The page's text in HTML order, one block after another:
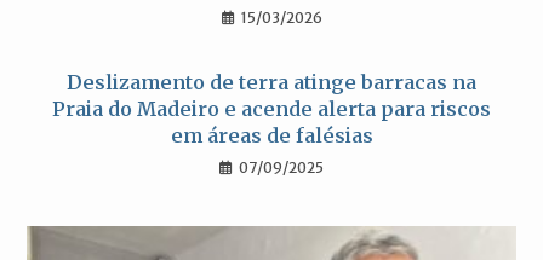
15/03/2026
Deslizamento de terra atinge barracas na
Praia do Madeiro e acende alerta para riscos
em áreas de falésias
07/09/2025